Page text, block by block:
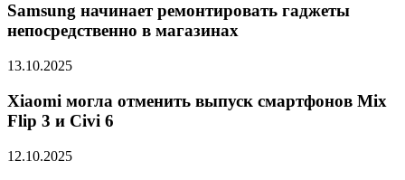
Samsung начинает ремонтировать гаджеты
непосредственно в магазинах
13.10.2025
Xiaomi могла отменить выпуск смартфонов Mix
Flip 3 и Civi 6
12.10.2025